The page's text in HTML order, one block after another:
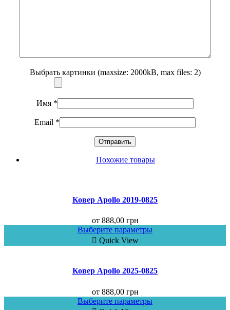
Выбрать картинки (maxsize: 2000kB, max files: 2)
Имя *
Email *
Похожие товары
Ковер Аpollo 2019-0825
от 888,00 грн
Выберите параметры
Quick View
Ковер Аpollo 2025-0825
от 888,00 грн
Выберите параметры